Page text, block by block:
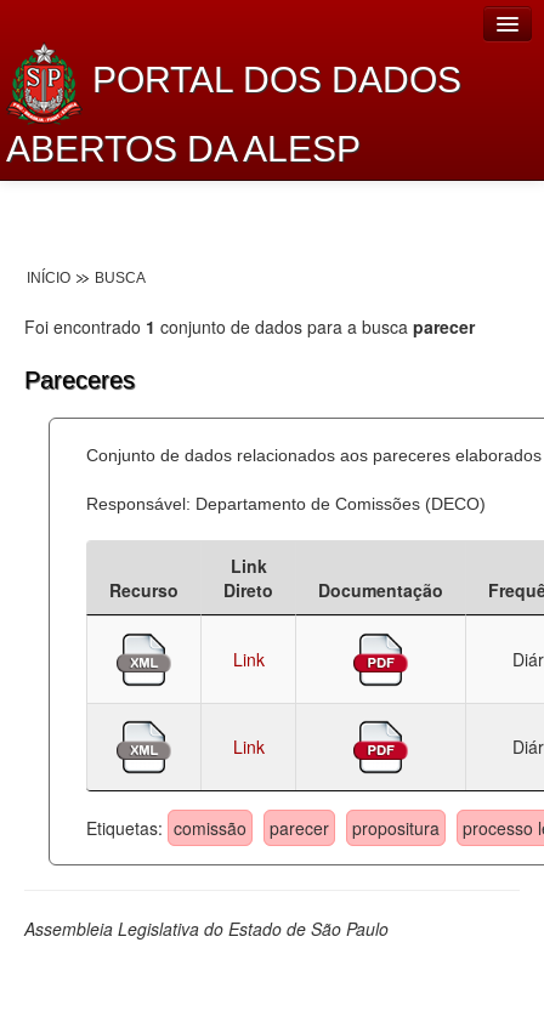
PORTAL DOS DADOS
ABERTOS DA ALESP
Lei de Acesso à Informação
Dados Governamentais Abertos
Processo Legislativo
Deputados Estaduais
Administração
Legislação
Perguntas frequentes
Contato
INÍCIO BUSCA
Foi encontrado 1 conjunto de dados para a busca parecer
Pareceres
Conjunto de dados relacionados aos pareceres
Responsável: Departamento de Comissões (DECO)
Recurso
Link
Direto
Documentação
Link
Link
Etiquetas: comissão parecer propositura processo
Assembleia Legislativa do Estado de São Paulo